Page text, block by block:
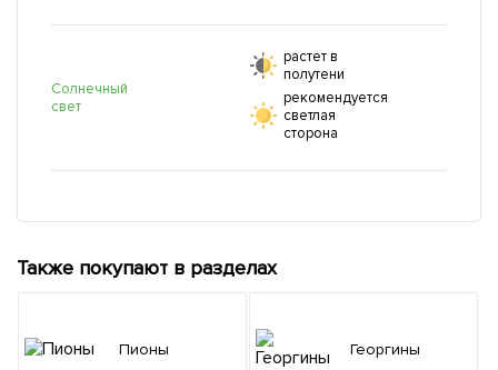
Солнечный
свет
растет в
полутени
рекомендуется
светлая
сторона
Также покупают в разделах
Пионы Георгины